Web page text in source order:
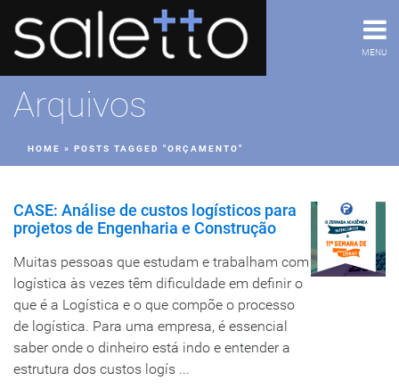
MENU
Arquivos
HOME » POSTS TAGGED "ORÇAMENTO"
CASE: Análise de custos logísticos para
projetos de Engenharia e Construção
Muitas pessoas que estudam e trabalham com
logística às vezes têm dificuldade em definir o
que é a Logística e o que compõe o processo
de logística. Para uma empresa, é essencial
saber onde o dinheiro está indo e entender a
estrutura dos custos logís ...